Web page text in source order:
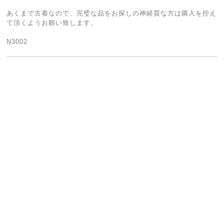
あくまで古着なので、完璧な品をお探しの神経質な方は購入を控え
て頂くようお願い致します。
N3002